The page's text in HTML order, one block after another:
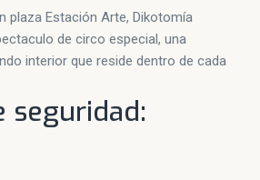
plaza Estación Arte, Dikotomía
de circo especial, una
interior que reside dentro de cada
seguridad: